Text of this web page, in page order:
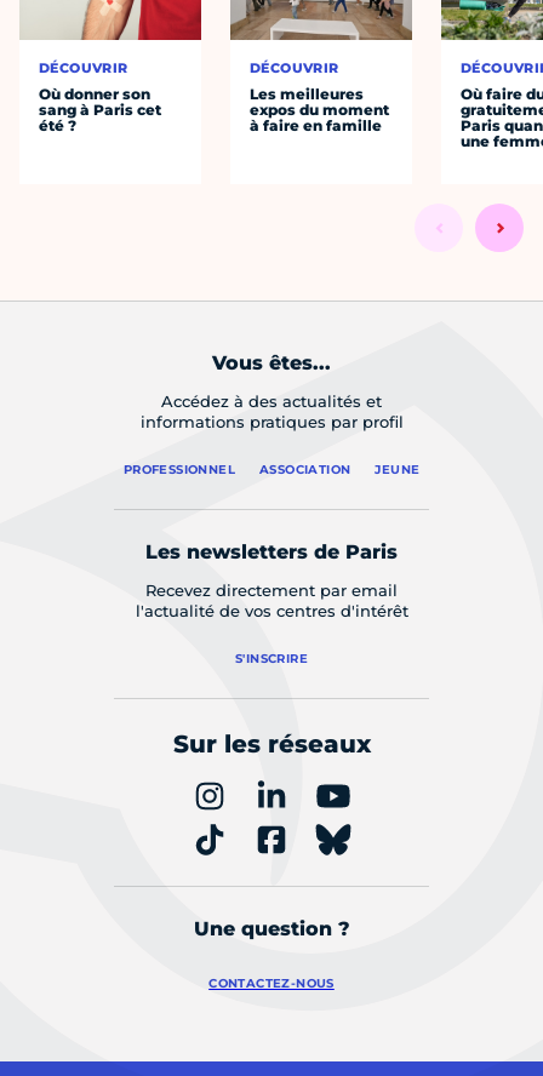
DÉCOUVRIR
Où donner son
sang à Paris cet
été ?
DÉCOUVRIR
Les meilleures
expos du moment
à faire en famille
Où faire
Paris
une
Vous êtes...
Accédez à des actualités et
informations pratiques par profil
PROFESSIONNEL ASSOCIATION JEUNE
Les newsletters de Paris
Recevez directement par email
l'actualité de vos centres d'intérêt
S'INSCRIRE
Sur les réseaux
Une question ?
CONTACTEZ-NOUS